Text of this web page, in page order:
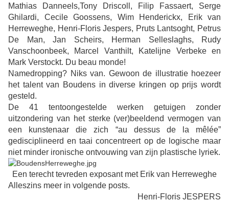
Mathias Danneels,Tony Driscoll, Filip Fassaert, Serge
Ghilardi, Cecile Goossens, Wim Henderickx, Erik van
Herreweghe, Henri-Floris Jespers, Pruts Lantsoght, Petrus
De Man, Jan Scheirs, Herman Selleslaghs, Rudy
Vanschoonbeek, Marcel Vanthilt, Katelijne Verbeke en
Mark Verstockt. Du beau monde!
Namedropping? Niks van. Gewoon de illustratie hoezeer
het talent van Boudens in diverse kringen op prijs wordt
gesteld.
De 41 tentoongestelde werken getuigen zonder
uitzondering van het sterke (ver)beeldend vermogen van
een kunstenaar die zich “au dessus de la mêlée”
gedisciplineerd en taai concentreert op de logische maar
niet minder ironische ontvouwing van zijn plastische lyriek.
Een terecht tevreden exposant met Erik van Herreweghe
Alleszins meer in volgende posts.
Henri-Floris JESPERS